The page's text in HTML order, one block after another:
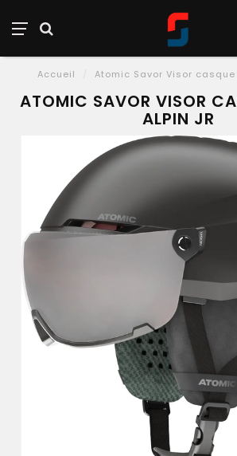
Accueil Atomic Savor Visor
ATOMIC SAVOR VISOR
ALPIN JR